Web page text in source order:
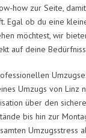
how zur Seite,
Egal ob du eine
möchtest, wir
auf deine
Umzugs von Linz
über den
bis hin zur
Umzugsstress